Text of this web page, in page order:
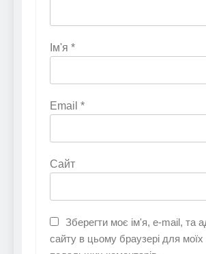
Ім'я *
Email *
Сайт
Зберегти моє ім'я, e-mail, та
сайту в цьому браузері для моїх